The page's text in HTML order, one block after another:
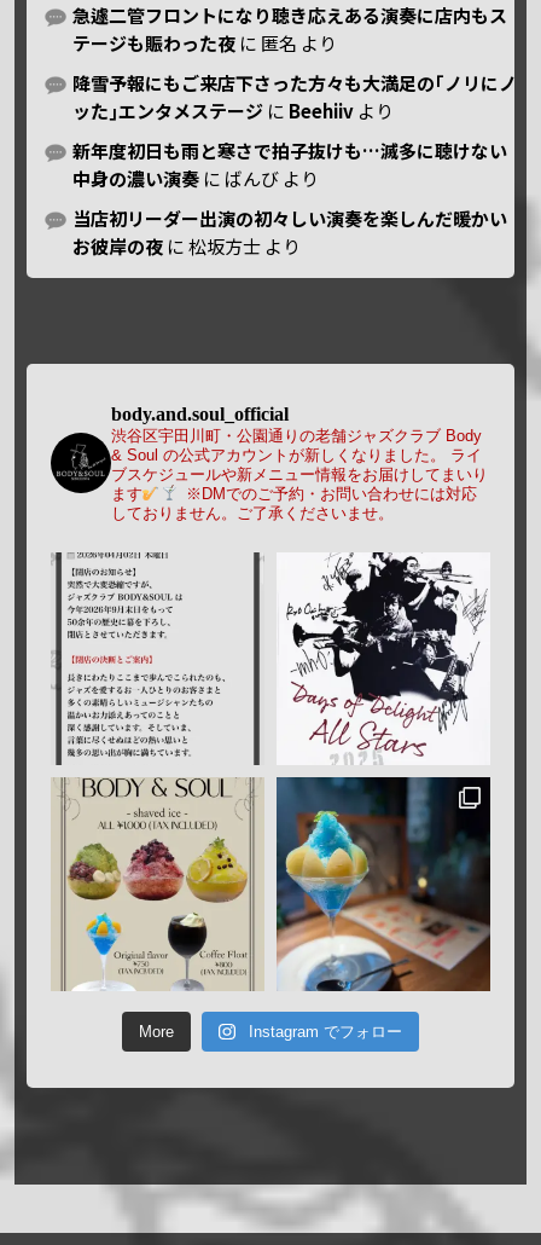
急遽二管フロントになり聴き応えある演奏に店内もス
テージも賑わった夜 に 匿名 より
降雪予報にもご来店下さった方々も大満足の｢ノリにノ
ッた｣エンタメステージ に Beehiiv より
新年度初日も雨と寒さで拍子抜けも…滅多に聴けない
中身の濃い演奏 に ばんび より
当店初リーダー出演の初々しい演奏を楽しんだ暖かい
お彼岸の夜 に松坂方士 より
body.and.soul_official
渋谷区宇田川町・公園通りの老舗ジャズクラブ Body
& Soul の公式アカウントが新しくなりました。
ライ
ブスケジュールや新メニュー情報をお届けしてまいり
ます
※DMでのご予約・お問い合わせには対応
しておりません。ご了承くださいませ。
More Instagram でフォロー